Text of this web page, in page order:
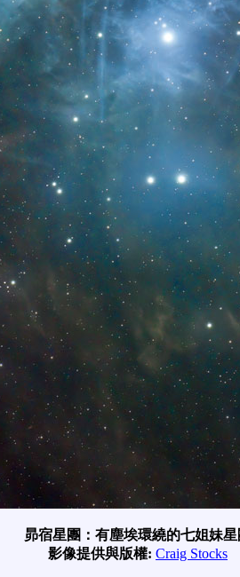
昴宿星團：有塵埃環繞的七姐妹星
影像提供與版權: Craig Stocks